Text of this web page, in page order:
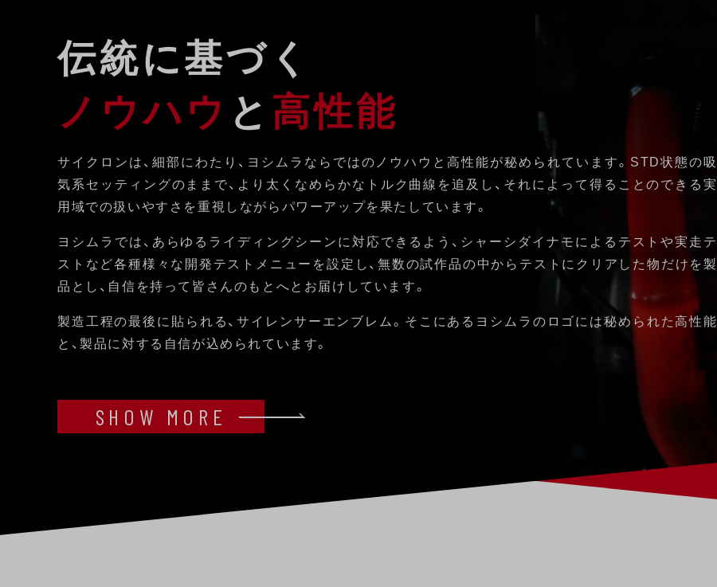
伝統に基づく
ノウハウ と 高性能
サイクロンは、細部にわたり、ヨシムラならではのノウハウと高性能が秘められています。STD状態の吸
気系セッティングのままで、より太くなめらかなトルク曲線を追及し、それによって得ることのできる実
用域での扱いやすさを重視しながらパワーアップを果たしています。
ヨシムラでは、あらゆるライディングシーンに対応できるよう、シャーシダイナモによるテストや実走テ
ストなど各種様々な開発テストメニューを設定し、無数の試作品の中からテストにクリアした物だけを製
品とし、自信を持って皆さんのもとへとお届けしています。
製造工程の最後に貼られる、サイレンサーエンブレム。そこにあるヨシムラのロゴには秘められた高性能
と、製品に対する自信が込められています。
SHOW MORE